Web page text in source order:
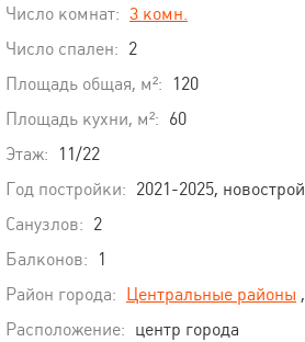
Число комнат: 3 комн.
Число спален: 2
Площадь общая, м²:
120
Площадь кухни, м²: 60
Этаж:
11/22
Год постройки: 2021-2025, новострой
Санузлов: 2
Балконов:
1
Район города: Центральные районы ,
Расположение: центр города